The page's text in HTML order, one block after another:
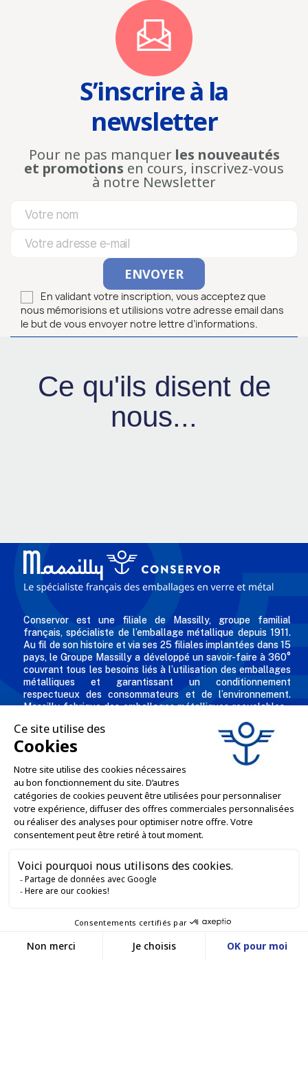
S’inscrire à la
newsletter
Pour ne pas manquer les nouveautés
et promotions en cours, inscrivez-vous
à notre Newsletter
En validant votre inscription, vous acceptez que
nous mémorisions et utilisions votre adresse email dans
le but de vous envoyer notre lettre d’informations.
Ce qu'ils disent de
nous...
Conservor est une filiale de Massilly, groupe familial
français, spécialiste de l’emballage métallique depuis 1911.
Au fil de son histoire et via ses 25 filiales implantées dans 15
pays, le Groupe Massilly a développé un savoir-faire à 360°
couvrant tous les besoins liés à l’utilisation des emballages
métalliques et garantissant un conditionnement
respectueux des consommateurs et de l’environnement.
Massilly fabrique des emballages métalliques recyclables -
comme les capsules twist, conserves, aérosols, emballages
industriels, boîtes décorées et personnalisées pour les
professionnels de l'agro alimentaire et des industries
L'ENTREPRISE
NOS OFFRES
SERVICES VENTE EN LIGNE
GARDONS LE CONTACT